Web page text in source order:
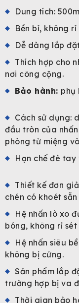
Dung tích:
Bền bỉ, không rỉ
Dễ dàng lắp
Thích hợp cho
nơi công cộng.
Bảo hành: phụ
Cách sử dụng:
đầu tròn của
phòng từ miệng
Hạn chế đè
Thiết kế đơn
chén có khoét sẵn
Hệ nhấn lò xo
bóng, không rỉ
Hệ nhấn siêu
không bị cứng.
Sản phẩm lắp
trường hợp bị va
Thời gian bảo